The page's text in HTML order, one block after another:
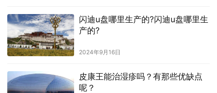
闪迪u盘哪里生产的?闪迪u盘哪里生
产的?
2024年9月16日
皮康王能治湿疹吗？有那些优缺点
呢？